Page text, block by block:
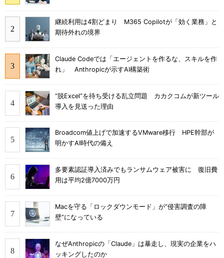
継続利用は4割どまり M365 Copilotが「効く業務」と
期待外れの境界
Claude Codeでは「エージェントを作るな、スキルを作
れ」 Anthropicが示すAI構築術
“脱Excel”を待ち受ける乱立問題 カカクコムが新ツール
導入を見送った理由
Broadcom値上げで加速するVMware移行 HPE幹部が
明かすAI時代の備え
多要素認証導入済みでもランサムウェア被害に 復旧費
用は平均2億7000万円
Macを守る「ロックダウンモード」が“侵害調査の障
壁”になっている
なぜAnthropicの「Claude」は暴走し、現実の企業をハ
ッキングしたのか